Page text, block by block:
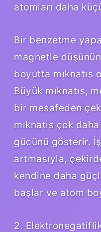
atomları daha
Bir benzetme
magnetle
boyutta mıknatıs
Büyük mıknatıs,
bir mesafeden
mıknatıs çok
gücünü gösterir.
artmasıyla,
kendine daha
başlar ve atom
2.